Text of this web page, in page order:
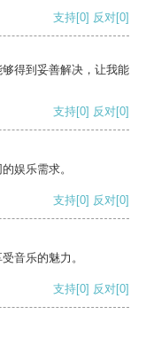
支持[0] 反对[0]
得到妥善解决，让我能
支持[0] 反对[0]
娱乐需求。
支持[0] 反对[0]
音乐的魅力。
支持[0] 反对[0]